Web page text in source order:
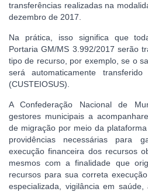
transferências realizadas na
dezembro de 2017.
Na prática, isso significa que
Portaria GM/MS 3.992/2017 serão
tipo de recurso, por exemplo, se o
será automaticamente
(CUSTEIOSUS).
A Confederação Nacional de
gestores municipais a
de migração por meio da
providências necessárias para
execução financeira dos recursos
mesmos com a finalidade que
recursos para sua correta
especializada, vigilância em saúde,